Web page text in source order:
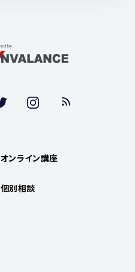
オンライン講座
個別相談